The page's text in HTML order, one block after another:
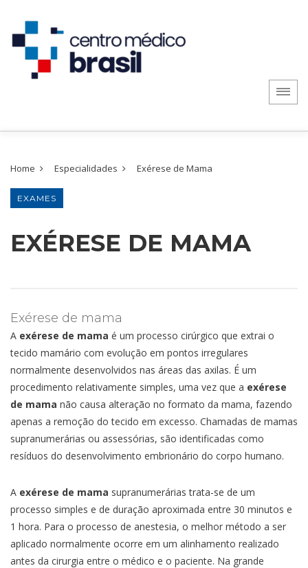
Home Especialidades Exérese de Mama
EXAMES
EXÉRESE DE MAMA
Exérese de mama
A exérese de mama é um processo cirúrgico que extrai o
tecido mamário com evolução em pontos irregulares
normalmente desenvolvidos nas áreas das axilas. É um
procedimento relativamente simples, uma vez que a exérese
de mama não causa alteração no formato da mama, fazendo
apenas a remoção do tecido em excesso. Chamadas de mamas
supranumerárias ou assessórias, são identificadas como
resíduos do desenvolvimento embrionário do corpo humano.
A exérese de mama supranumerárias trata-se de um
processo simples e de duração aproximada entre 30 minutos e
1 hora. Para o processo de anestesia, o melhor método a ser
aplicado normalmente ocorre em um alinhamento realizado
antes da cirurgia entre o médico e o paciente. Na grande